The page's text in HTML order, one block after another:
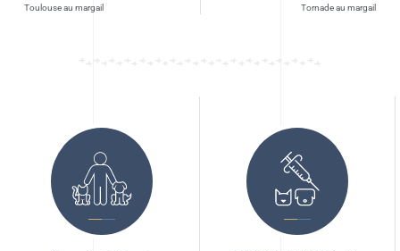
Toulouse au margail Tornade au margail